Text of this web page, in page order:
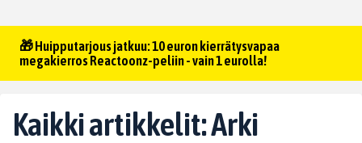
🎁 Huipputarjous jatkuu: 10 euron kierrätysvapaa
megakierros Reactoonz-peliin - vain 1 eurolla!
Kaikki artikkelit: Arki